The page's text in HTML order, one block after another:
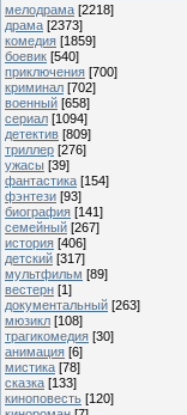
мелодрама [2218]
драма [2373]
комедия [1859]
боевик [540]
приключения [700]
криминал [702]
военный [658]
сериал [1094]
детектив [809]
триллер [276]
ужасы [39]
фантастика [154]
фэнтези [93]
биография [141]
семейный [267]
история [406]
детский [317]
мультфильм [89]
вестерн [1]
документальный [263]
мюзикл [108]
трагикомедия [30]
анимация [6]
мистика [78]
сказка [133]
киноповесть [120]